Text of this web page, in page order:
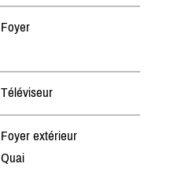
Foyer
Téléviseur
Foyer extérieur
Quai